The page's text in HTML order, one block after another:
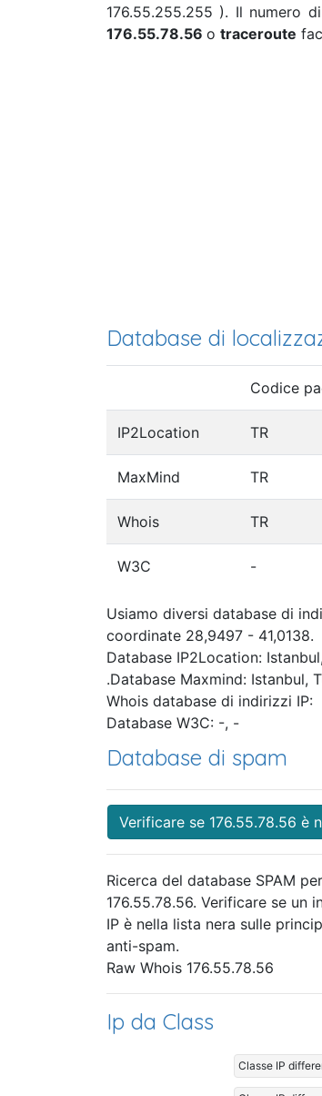
176.55.255.255 ). Il numero
176.55.78.56 o traceroute
Database di
Codice
IP2Location TR
MaxMind TR
Whois TR
W3C -
Usiamo diversi database di
coordinate 28,9497 - 41,0138.
Database IP2Location:
.Database Maxmind: Istanbul,
Whois database di indirizzi IP:
Database W3C: -, -
Database di spam
Verificare se 176.55.78.56 è
Ricerca del database SPAM
176.55.78.56. Verificare se un
IP è nella lista nera sulle
anti-spam.
Raw Whois 176.55.78.56
Ip da Class
Classe IP